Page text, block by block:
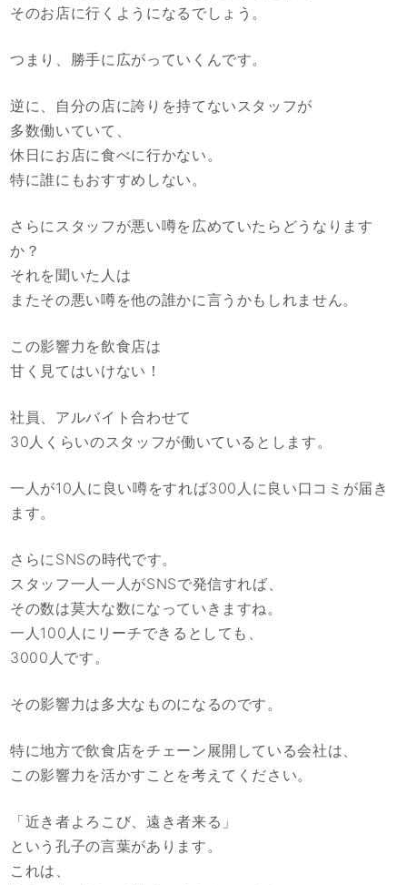
そのお店に行くようになるでしょう。
つまり、勝手に広がっていくんです。
逆に、自分の店に誇りを持てないスタッフが
多数働いていて、
休日にお店に食べに行かない。
特に誰にもおすすめしない。
さらにスタッフが悪い噂を広めていたらどうなります
か？
それを聞いた人は
またその悪い噂を他の誰かに言うかもしれません。
この影響力を飲食店は
甘く見てはいけない！
社員、アルバイト合わせて
30人くらいのスタッフが働いているとします。
一人が10人に良い噂をすれば300人に良い口コミが届き
ます。
さらにSNSの時代です。
スタッフ一人一人がSNSで発信すれば、
その数は莫大な数になっていきますね。
一人100人にリーチできるとしても、
3000人です。
その影響力は多大なものになるのです。
特に地方で飲食店をチェーン展開している会社は、
この影響力を活かすことを考えてください。
「近き者よろこび、遠き者来る」
という孔子の言葉があります。
これは、